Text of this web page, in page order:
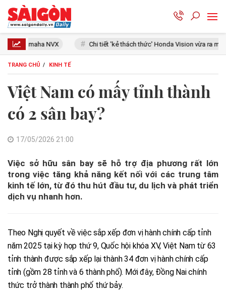
NVX Chi tiết 'kẻ thách thức' Honda Vision vừa ra mắt: Thiết kế
TRANG CHỦ KINH TẾ
Việt Nam có mấy tỉnh thành
có 2 sân bay?
17/05/2026 21:00
Việc sở hữu sân bay sẽ hỗ trợ địa phương rất lớn
trong việc tăng khả năng kết nối với các trung tâm
kinh tế lớn, từ đó thu hút đầu tư, du lịch và phát triển
dịch vụ nhanh hơn.
Theo Nghị quyết về việc sắp xếp đơn vị hành chính cấp tỉnh
năm 2025 tại kỳ họp thứ 9, Quốc hội khóa XV, Việt Nam từ 63
tỉnh thành được sắp xếp lại thành 34 đơn vị hành chính cấp
tỉnh (gồm 28 tỉnh và 6 thành phố). Mới đây, Đồng Nai chính
thức trở thành thành phố thứ bảy.